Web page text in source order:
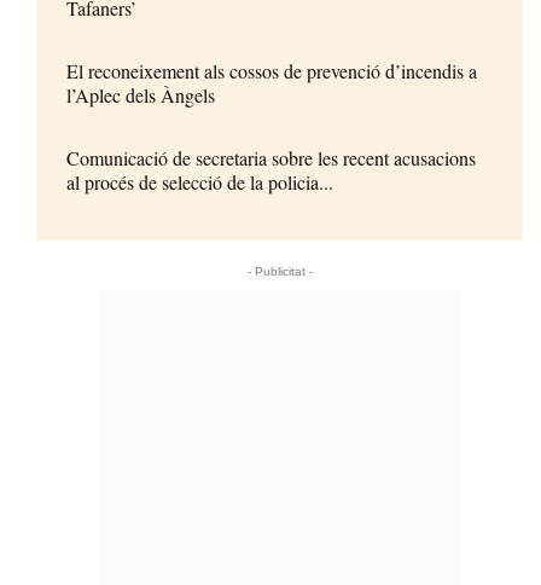
Tafaners’
El reconeixement als cossos de prevenció d’incendis a
l’Aplec dels Àngels
Comunicació de secretaria sobre les recent acusacions
al procés de selecció de la policia...
- Publicitat -